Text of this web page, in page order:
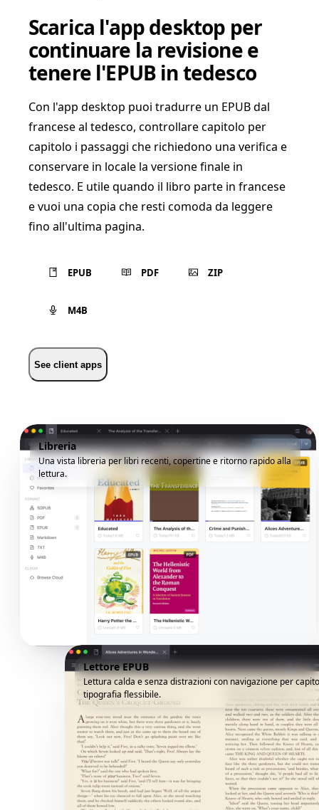
Scarica l'app desktop per
continuare la revisione e
tenere l'EPUB in tedesco
Con l'app desktop puoi tradurre un EPUB dal
francese al tedesco, controllare capitolo per
capitolo i passaggi che richiedono una verifica e
conservare in locale la versione finale in
tedesco. E utile quando il libro parte in francese
e vuoi una copia che resti comoda da leggere
fino all'ultima pagina.
EPUB PDF ZIP
M4B
See client apps
Libreria
Una vista libreria per libri recenti, copertine e ritorno rapido alla
lettura.
Lettore EPUB
Lettura calda e senza distrazioni con navigazione per
tipografia flessibile.